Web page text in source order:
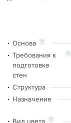
?
Основа
?
Требования к
подготовке
стен
Структура
Назначение
?
Вид цвета